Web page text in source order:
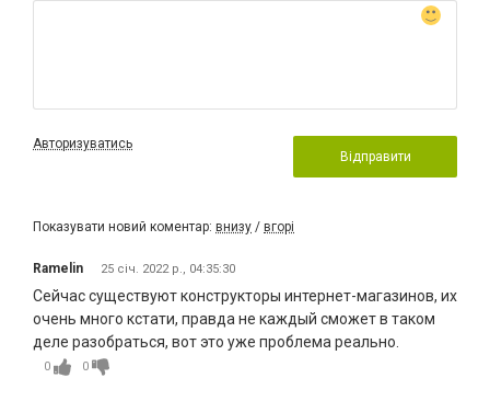
Авторизуватись
Відправити
Показувати новий коментар: внизу / вгорі
Ramelin 25 січ. 2022 р., 04:35:30
Сейчас существуют конструкторы интернет-магазинов, их
очень много кстати, правда не каждый сможет в таком
деле разобраться, вот это уже проблема реально.
0 0